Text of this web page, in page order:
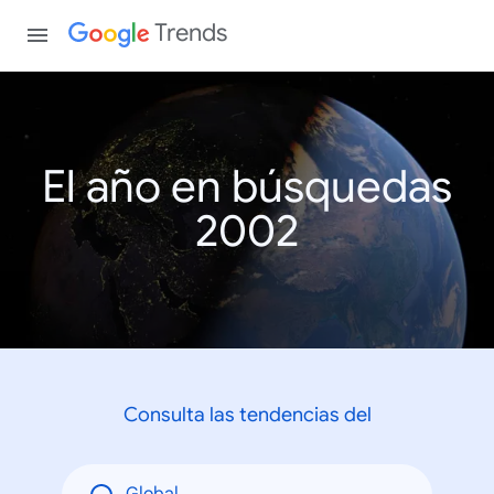
Trends
El año en búsquedas
2002
Consulta las tendencias del